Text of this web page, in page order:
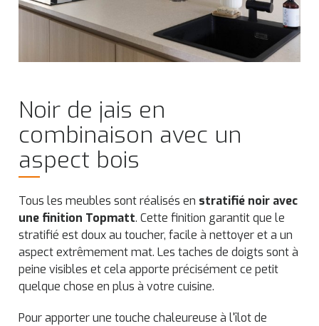
Noir de jais en
combinaison avec un
aspect bois
Tous les meubles sont réalisés en stratifié noir avec
une finition Topmatt. Cette finition garantit que le
stratifié est doux au toucher, facile à nettoyer et a un
aspect extrêmement mat. Les taches de doigts sont à
peine visibles et cela apporte précisément ce petit
quelque chose en plus à votre cuisine.
Pour apporter une touche chaleureuse à l'îlot de